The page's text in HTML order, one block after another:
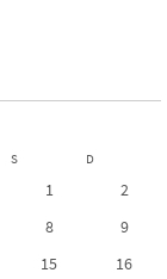
S D
1
2
8
9
15
16